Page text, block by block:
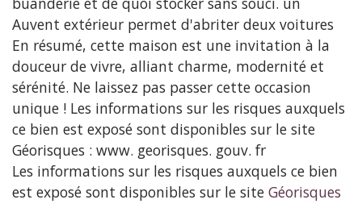
Auvent extérieur permet d'abriter deux voitures
En résumé, cette maison est une invitation à la
douceur de vivre, alliant charme, modernité et
sérénité. Ne laissez pas passer cette occasion
unique ! Les informations sur les risques auxquels
ce bien est exposé sont disponibles sur le site
Géorisques : www. georisques. gouv. fr
Les informations sur les risques auxquels ce bien
est exposé sont disponibles sur le site Géorisques